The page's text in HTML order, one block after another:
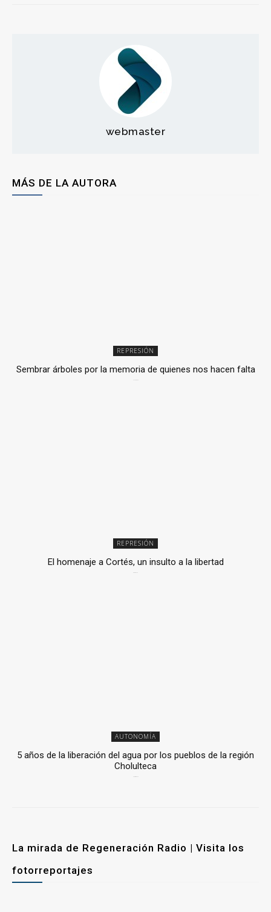
webmaster
MÁS DE LA AUTORA
REPRESIÓN
Sembrar árboles por la memoria de quienes nos hacen falta
REPRESIÓN
El homenaje a Cortés, un insulto a la libertad
AUTONOMÍA
5 años de la liberación del agua por los pueblos de la región
Cholulteca
La mirada de Regeneración Radio | Visita los
fotorreportajes